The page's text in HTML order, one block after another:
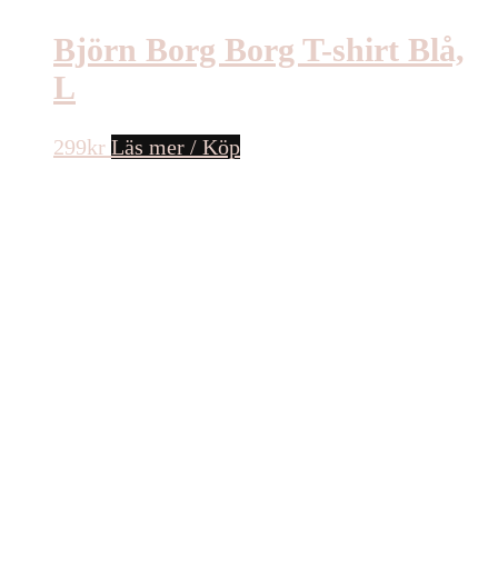
Björn Borg Borg T-shirt Blå,
L
299kr Läs mer / Köp